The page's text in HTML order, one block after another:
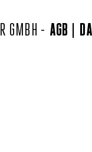
GMBH - AGB